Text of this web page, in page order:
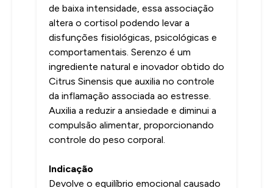
de baixa intensidade, essa associação
altera o cortisol podendo levar a
disfunções fisiológicas, psicológicas e
comportamentais. Serenzo é um
ingrediente natural e inovador obtido do
Citrus Sinensis que auxilia no controle
da inflamação associada ao estresse.
Auxilia a reduzir a ansiedade e diminui a
compulsão alimentar, proporcionando
controle do peso corporal.
Indicação
Devolve o equilíbrio emocional causado